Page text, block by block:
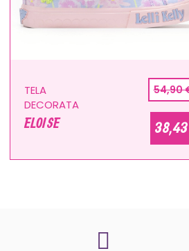
TELA
DECORATA
ELOISE
54,90